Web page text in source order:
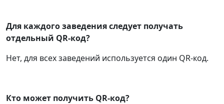
Для каждого заведения следует получать
отдельный QR-код?
Нет, для всех заведений используется один QR-код.
Кто может получить QR-код?